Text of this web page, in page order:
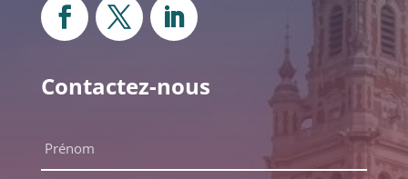
Contactez-nous
complet